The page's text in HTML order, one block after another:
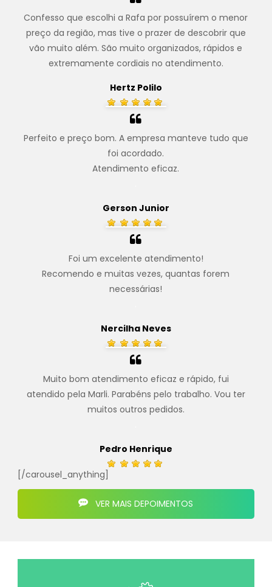
Confesso que escolhi a Rafa por possuírem o menor
preço da região, mas tive o prazer de descobrir que
vão muito além. São muito organizados, rápidos e
extremamente cordiais no atendimento.
Hertz Polilo
Perfeito e preço bom. A empresa manteve tudo que
foi acordado.
Atendimento eficaz.
Gerson Junior
Foi um excelente atendimento!
Recomendo e muitas vezes, quantas forem
necessárias!
Nercilha Neves
Muito bom atendimento eficaz e rápido, fui
atendido pela Marli. Parabéns pelo trabalho. Vou ter
muitos outros pedidos.
Pedro Henrique
[/carousel_anything]
VER MAIS DEPOIMENTOS